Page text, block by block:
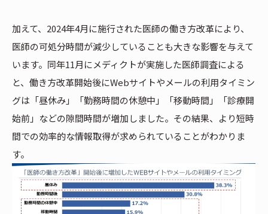
加えて、2024年4月に施行された医師の働き方改革により、
医師の可処分時間が減少していることも大きな影響を与えて
います。同年11月にメディクトが実施した医師調査による
と、働き方改革開始後にWebサイトやメールの利用タイミン
グは「昼休み」「勤務時間の休憩中」「移動時間」「診療開
始前」などの隙間時間が増加しました。その結果、より短時
間での効率的な情報取得が求められていることがわかりま
す。